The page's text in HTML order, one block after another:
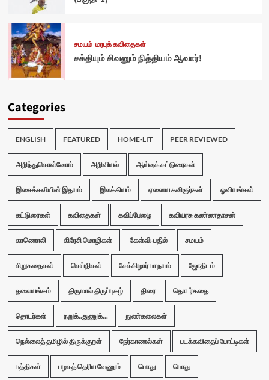
சமயம் மரபுக் கவிதைகள்
சக்தியும் சிவனும் நித்தியம் ஆவார்!
Categories
ENGLISH FEATURED HOME-LIT PEER REVIEWED
அறிந்துகொள்வோம் அறிவியல் ஆய்வுக் கட்டுரைகள்
இசைக்கவியின் இதயம் இலக்கியம் ஏனைய கவிஞர்கள் ஓவியங்கள்
கட்டுரைகள் கவிதைகள் கவிப்பேழை கவியரசு கண்ணதாசன்
காணொலி கிரேசி மொழிகள் கேள்வி-பதில் சமயம்
சிறுகதைகள் செய்திகள் சேக்கிழார் பா நயம் ஜோதிடம்
தலையங்கம் திருமால் திருப்புகழ் திரை தொடர்கதை
தொடர்கள் நறுக்..துணுக்... நுண்கலைகள்
நெல்லைத் தமிழில் திருக்குறள் நேர்காணல்கள் படக்கவிதைப் போட்டிகள்
பத்திகள் பழகத் தெரிய வேணும் பொது பொது